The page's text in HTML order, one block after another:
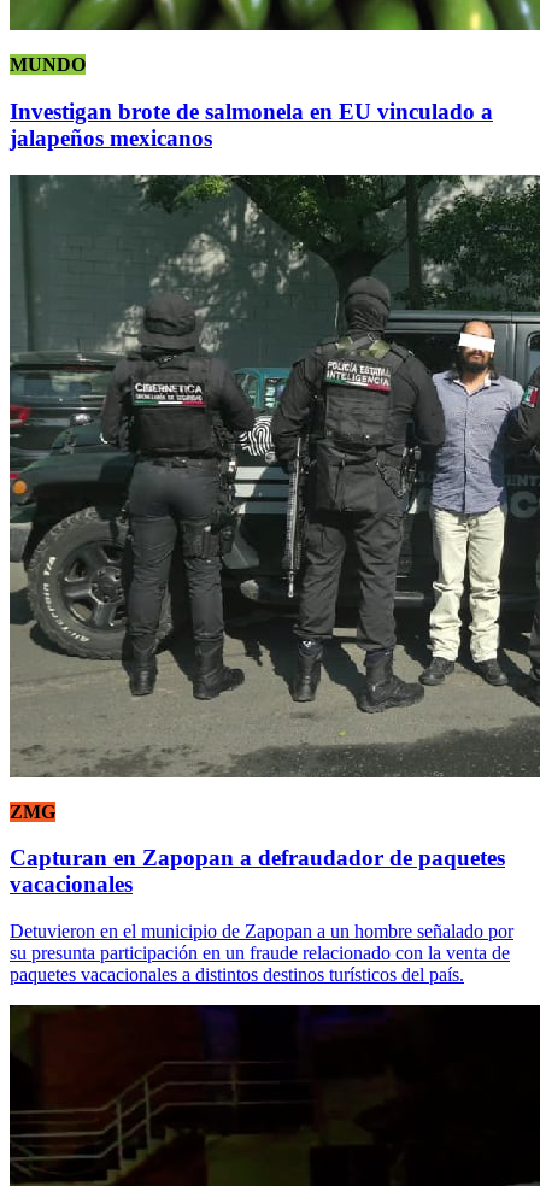
MUNDO
Investigan brote de salmonela en EU vinculado a
jalapeños mexicanos
ZMG
Capturan en Zapopan a defraudador de paquetes
vacacionales
Detuvieron en el municipio de Zapopan a un hombre señalado por
su presunta participación en un fraude relacionado con la venta de
paquetes vacacionales a distintos destinos turísticos del país.